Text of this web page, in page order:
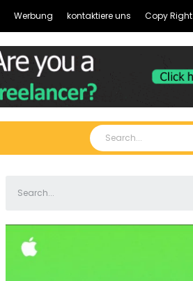
Werbung kontaktiere uns Copy Right